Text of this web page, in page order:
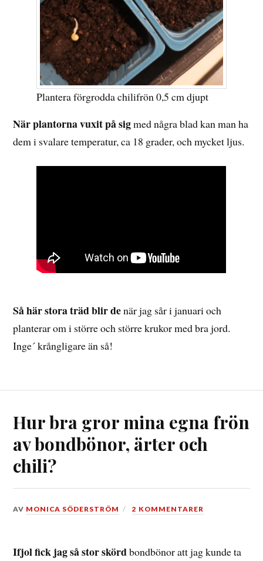
Plantera förgrodda chilifrön 0,5 cm djupt
När plantorna vuxit på sigmed några blad kan man ha
dem i svalare temperatur, ca 18 grader, och mycket ljus.
Så här stora träd blir denär jag sår i januari och
planterar om i större och större krukor med bra jord.
Inge´ krångligare än så!
Hur bra gror mina egna frön
av bondbönor, ärter och
chili?
DEN
2021
AV MONICA SÖDERSTRÖM 2 KOMMENTARER
Ifjol fick jag så stor skördbondbönor att jag kunde ta